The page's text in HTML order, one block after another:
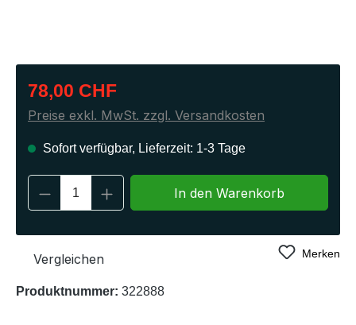
Regulärer Preis:
78,00 CHF
Preise exkl. MwSt. zzgl. Versandkosten
Sofort verfügbar, Lieferzeit: 1-3 Tage
Produkt Anzahl: Gib den gewünschten
In den Warenkorb
Vergleichen Merken
Produktnummer: 322888